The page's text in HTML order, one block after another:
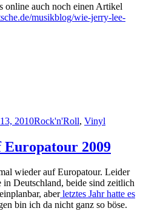
online auch noch einen Artikel
musikblog/wie-jerry-lee-
2010Rock'n'Roll, Vinyl
2009
wieder auf Europatour. Leider
in Deutschland, beide sind zeitlich
aberletztes Jahr hatte es
bin ich da nicht ganz so böse.